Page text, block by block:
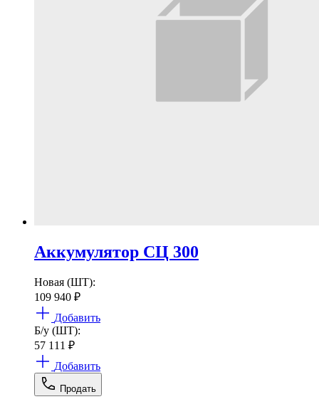
Аккумулятор СЦ 300
Новая (ШТ):
109 940 ₽
Добавить
Б/у (ШТ):
57 111 ₽
Добавить
Продать